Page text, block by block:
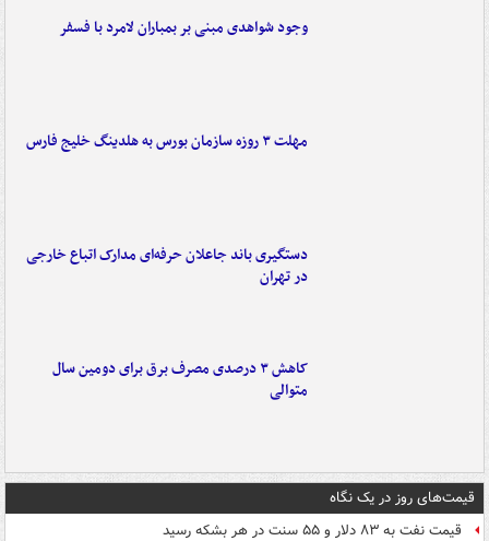
وجود شواهدی مبنی بر بمباران لامرد با فسفر
مهلت ۳ روزه سازمان بورس به هلدینگ خلیج فارس
دستگیری باند جاعلان حرفه‌ای مدارک اتباع خارجی
در تهران
کاهش ۳ درصدی مصرف برق برای دومین سال
متوالی
قیمت‌های روز در یک نگاه
قیمت نفت به ۸۳ دلار و ۵۵ سنت در هر بشکه رسید